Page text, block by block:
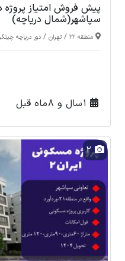
پیش فروش امتیاز پروژه
سپاشهر(شمال دریاچه)
منطقه 22 / تهران / دور دریاچه چیتگر
2